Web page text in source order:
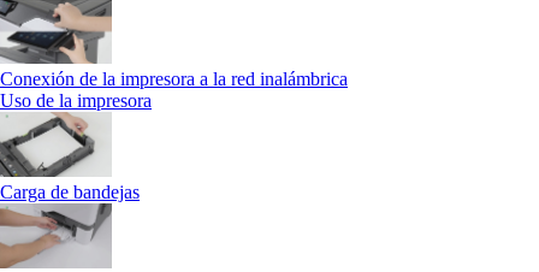
Conexión de la impresora a la red inalámbrica
Uso de la impresora
Carga de bandejas